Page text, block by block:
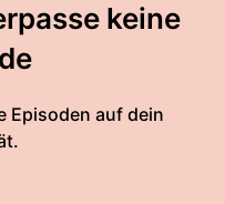
keine
Episoden auf dein